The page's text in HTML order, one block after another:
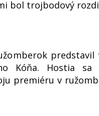
bol trojbodový
predstavil
Kóňa. Hostia sa
premiéru v